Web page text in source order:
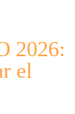
2026:
el